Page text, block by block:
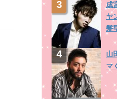
成
ヤ
髪
山
マ